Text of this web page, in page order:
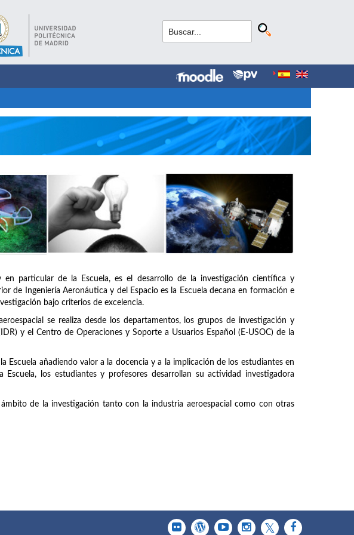
particular de la Escuela, es el desarrollo de la investigación científica y
de Ingeniería Aeronáutica y del Espacio es la Escuela decana en formación e
bajo criterios de excelencia.
se realiza desde los departamentos, los grupos de investigación y
y el Centro de Operaciones y Soporte a Usuarios Español (E-USOC) de la
Escuela añadiendo valor a la docencia y a la implicación de los estudiantes en
los estudiantes y profesores desarrollan su actividad investigadora
de la investigación tanto con la industria aeroespacial como con otras